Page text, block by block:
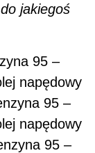
jakiegoś
95 –
napędowy
95 –
napędowy
95 –